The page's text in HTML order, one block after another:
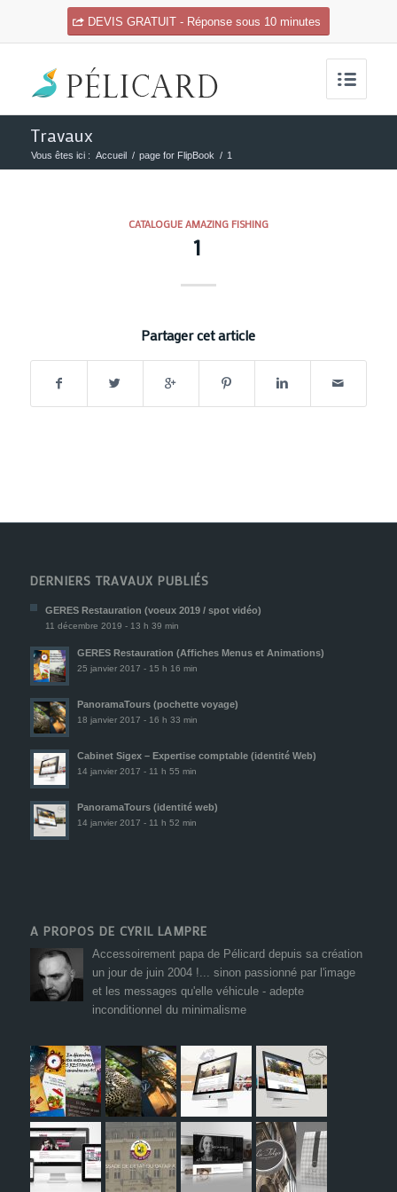
DEVIS GRATUIT - Réponse sous 10 minutes
Travaux
Vous êtes ici : Accueil / page for FlipBook / 1
CATALOGUE AMAZING FISHING
1
Partager cet article
DERNIERS TRAVAUX PUBLIÉS
GERES Restauration (voeux 2019 / spot vidéo)
11 décembre 2019 - 13 h 39 min
GERES Restauration (Affiches Menus et Animations)
25 janvier 2017 - 15 h 16 min
PanoramaTours (pochette voyage)
18 janvier 2017 - 16 h 33 min
Cabinet Sigex – Expertise comptable (identité Web)
14 janvier 2017 - 11 h 55 min
PanoramaTours (identité web)
14 janvier 2017 - 11 h 52 min
A PROPOS DE CYRIL LAMPRE
Accessoirement papa de Pélicard depuis sa création
un jour de juin 2004 !... sinon passionné par l'image
et les messages qu'elle véhicule - adepte
inconditionnel du minimalisme